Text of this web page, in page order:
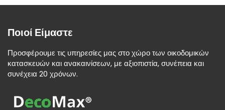
Ποιοί Είμαστε
Προσφέρουμε τις υπηρεσίες μας στο χώρο των οικοδομικών
κατασκευών και ανακαινίσεων, με αξιοπιστία, συνέπεια και
συνέχεια 20 χρόνων.